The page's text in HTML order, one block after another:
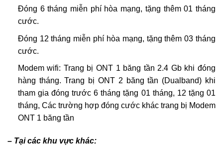
Đóng 6 tháng miễn phí hòa mạng, tặng thêm 01 tháng
cước.
Đóng 12 tháng miễn phí hòa mạng, tặng thêm 03 tháng
cước.
Modem wifi: Trang bị ONT 1 băng tần 2.4 Gb khi đóng
hàng tháng. Trang bị ONT 2 băng tần (Dualband) khi
tham gia đóng trước 6 tháng tặng 01 tháng, 12 tặng 01
tháng, Các trường hợp đóng cước khác trang bị Modem
ONT 1 băng tần
– Tại các khu vực khác: